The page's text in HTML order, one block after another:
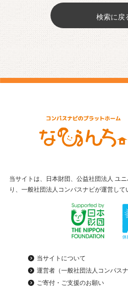
検索に戻
当サイトは、日本財団、公益社団法人 ユ
り、一般社団法人コンパスナビが運営して
当サイトについて
運営者（一般社団法人コンパス
ご寄付・ご支援のお願い